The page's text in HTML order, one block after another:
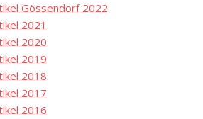
Gössendorf 2022
2021
2020
2019
2018
2017
2016